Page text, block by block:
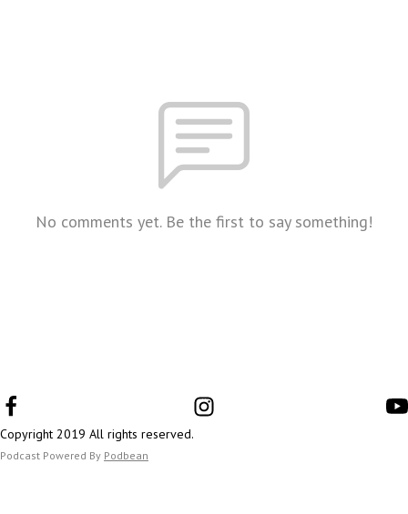
No comments yet. Be the first to say something!
Copyright 2019 All rights reserved.
Podcast Powered By Podbean